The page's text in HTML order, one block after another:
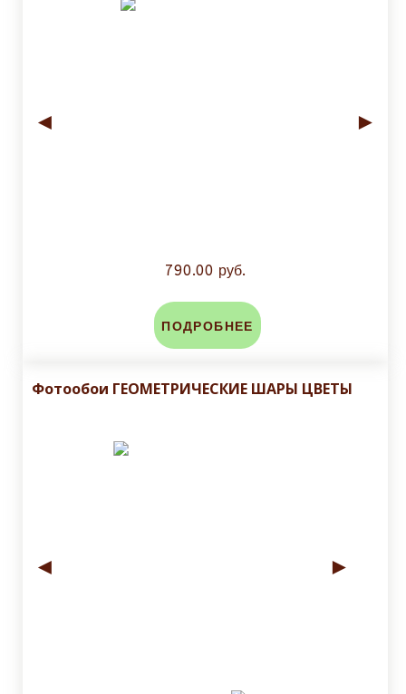
◄ ►
790.00 руб.
ПОДРОБНЕЕ
Фотообои ГЕОМЕТРИЧЕСКИЕ ШАРЫ ЦВЕТЫ
◄ ►